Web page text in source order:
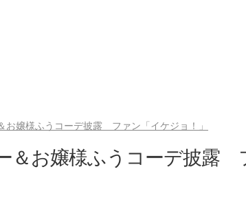
お嬢様ふうコーデ披露 ファン「イケジョ！」
＆お嬢様ふうコーデ披露